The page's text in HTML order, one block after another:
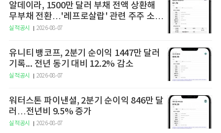
알데이라, 1500만 달러 부채 전액 상환해
무부채 전환…'레프로살랍' 관련 주주 소송
직면
실적공시 2026-08-07
유니티 뱅코프, 2분기 순이익 1447만 달러
기록... 전년 동기 대비 12.2% 감소
실적공시 2026-08-07
워터스톤 파이낸셜, 2분기 순이익 846만 달
러…전년비 9.5% 증가
실적공시 2026-08-07